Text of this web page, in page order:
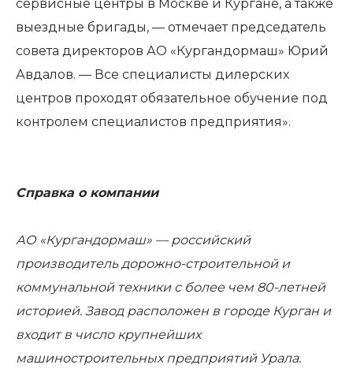
сервисные центры в Москве и Кургане, а также
выездные бригады, — отмечает председатель
совета директоров АО «Кургандормаш» Юрий
Авдалов. — Все специалисты дилерских
центров проходят обязательное обучение под
контролем специалистов предприятия».
Справка о компании
АО «Кургандормаш» — российский
производитель дорожно-строительной и
коммунальной техники с более чем 80-летней
историей. Завод расположен в городе Курган и
входит в число крупнейших
машиностроительных предприятий Урала.